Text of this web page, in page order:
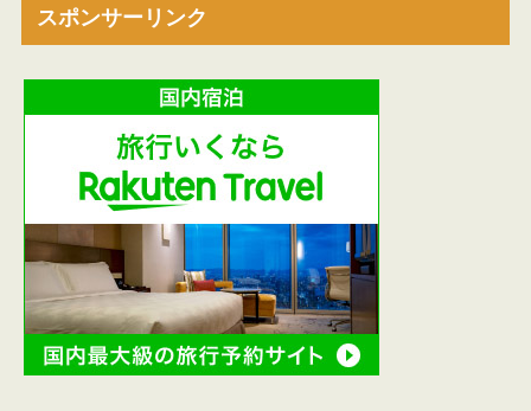
スポンサーリンク